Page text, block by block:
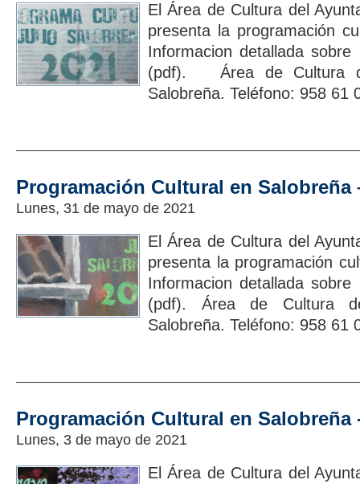
El Área de Cultura del
presenta la programación
Informacion detallada
(pdf). Área de Cultura
Salobreña. Teléfono: 958 61
Programación Cultural en Salobreña
Lunes, 31 de mayo de 2021
El Área de Cultura del
presenta la programación
Informacion detallada
(pdf). Área de Cultura
Salobreña. Teléfono: 958 61
Programación Cultural en Salobreña
Lunes, 3 de mayo de 2021
El Área de Cultura del